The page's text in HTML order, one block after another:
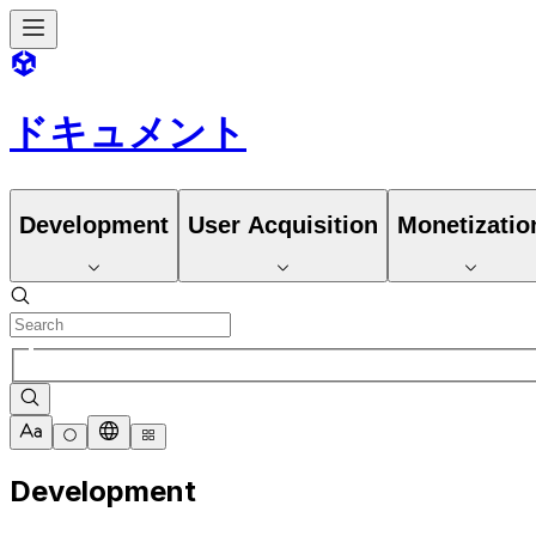
ドキュメント
Development User Acquisition
Development